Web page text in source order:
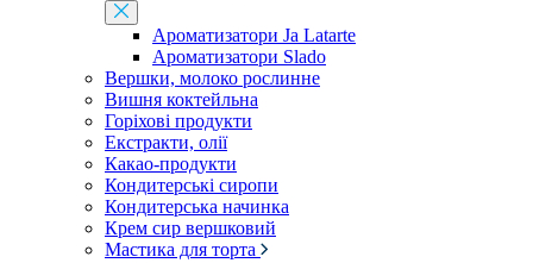
Ароматизатори Ja Latarte
Ароматизатори Slado
Вершки, молоко рослинне
Вишня коктейльна
Горіхові продукти
Екстракти, олії
Какао-продукти
Кондитерські сиропи
Кондитерська начинка
Крем сир вершковий
Мастика для торта